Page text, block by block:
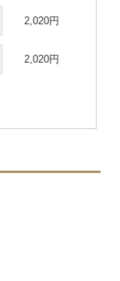
2,020円
2,020円